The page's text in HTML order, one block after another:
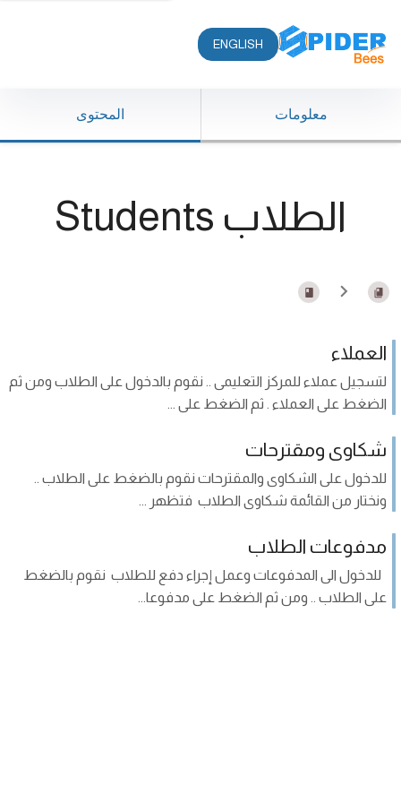
ENGLISH
معلومات المحتوى
الطلاب Students
العملاء
لتسجيل عملاء للمركز التعليمى .. نقوم بالدخول على الطلاب ومن ثم
الضغط على العملاء . ثم الضغط على ...
شكاوى ومقترحات
للدخول على الشكاوى والمقترحات نقوم بالضغط على الطلاب ..
ونختار من القائمة شكاوى الطلاب فتظهر ...
مدفوعات الطلاب
للدخول الى المدفوعات وعمل إجراء دفع للطلاب نقوم بالضغط
على الطلاب .. ومن ثم الضغط على مدفوعا...